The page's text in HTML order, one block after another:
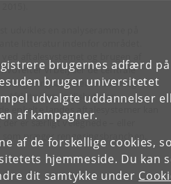
brugernes adfærd på
bruger universitetet
udvalgte uddannelser
af kampagner.
af de forskellige cookies,
hjemmeside. Du kan
dit samtykke under
udvikles en analyseramme på
litteratur indenfor området.
vi belyser de centrale
rengøringsassistenters løn og
Afslutningsvis diskuteres
enkelte landes aftalesystemer kan
er særligt velegnede – eller
præger rengøringsbranchen.